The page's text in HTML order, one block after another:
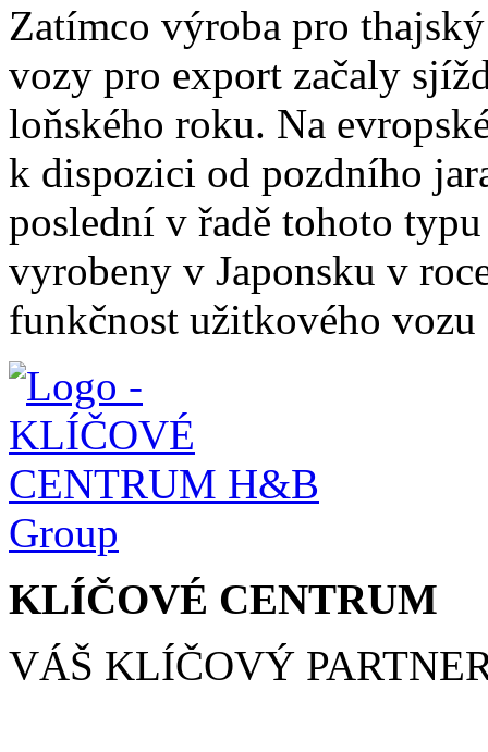
Zatímco výroba pro
vozy pro export začaly
loňského roku. Na
k dispozici od pozdního
poslední v řadě tohoto
vyrobeny v Japonsku v
funkčnost užitkového
KLÍČOVÉ CENTRUM
VÁŠ KLÍČOVÝ